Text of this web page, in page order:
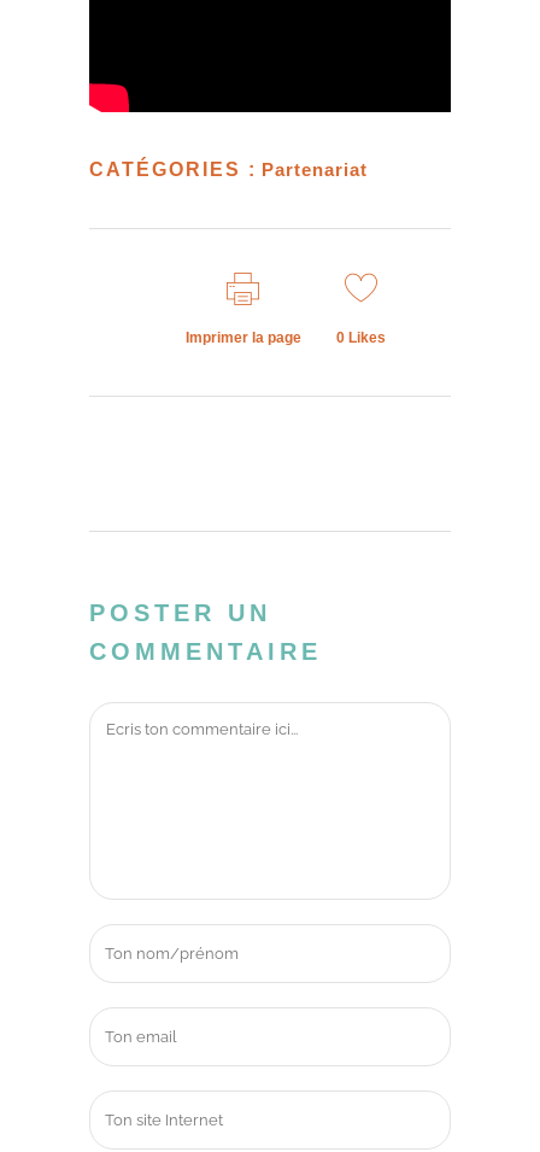
CATÉGORIES : Partenariat
Imprimer la page 0Likes
POSTER UN
COMMENTAIRE